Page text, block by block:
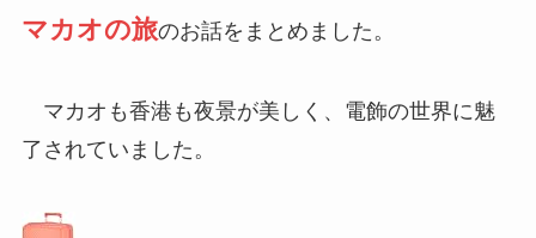
マカオの旅のお話をまとめました。
マカオも香港も夜景が美しく、電飾の世界に魅
了されていました。